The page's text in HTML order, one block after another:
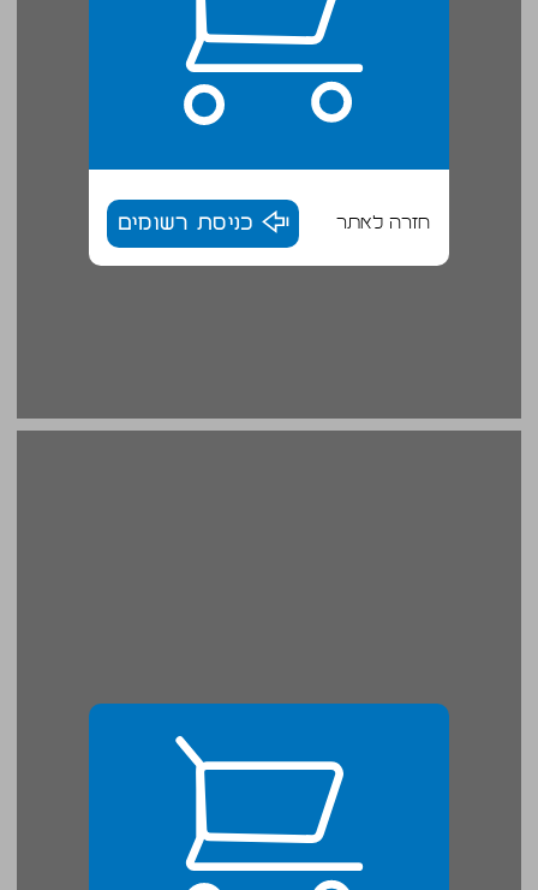
חזרה לאתר כניסת רשומים